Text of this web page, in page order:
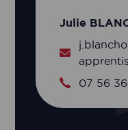
Julie
07 56